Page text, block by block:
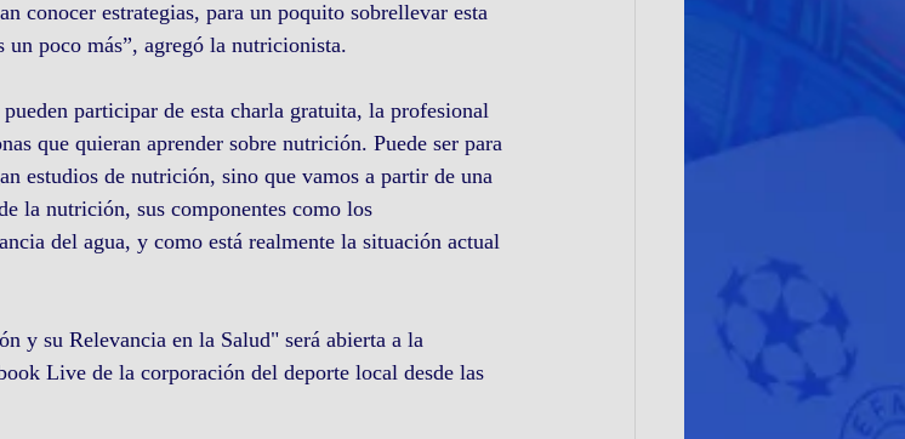
conocer estrategias, para un poquito sobrellevar esta
un poco más”, agregó la nutricionista.
participar de esta charla gratuita, la profesional
que quieran aprender sobre nutrición. Puede ser para
estudios de nutrición, sino que vamos a partir de una
la nutrición, sus componentes como los
del agua, y como está realmente la situación actual
y su Relevancia en la Salud" será abierta a la
Live de la corporación del deporte local desde las